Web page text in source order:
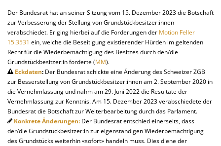
Der Bundesrat hat an seiner Sitzung vom 15. Dezember 2023 die Botschaft
zur Verbesserung der Stellung von Grundstückbesitzer:innen
verabschiedet. Er ging hierbei auf die Forderungen der Motion Feller
15.3531 ein, welche die Beseitigung existierender Hürden im geltenden
Recht für die Wiederbemächtigung des Besitzes durch den/die
Grundstückbesitzer:in forderte (MM).
Eckdaten: Der Bundesrat schickte eine Änderung des Schweizer ZGB
zur Besserstellung von Grundstückbesitzer:innen am 2. September 2020 in
die Vernehmlassung und nahm am 29. Juni 2022 die Resultate der
Vernehmlassung zur Kenntnis. Am 15. Dezember 2023 verabschiedete der
Bundesrat die Botschaft zur Weiterbearbeitung durch das Parlament.
Konkrete Änderungen: Der Bundesrat entschied einerseits, dass
der/die Grundstückbesitzer:in zur eigenständigen Wiederbemächtigung
des Grundstücks weiterhin «sofort» handeln muss. Dies diene der